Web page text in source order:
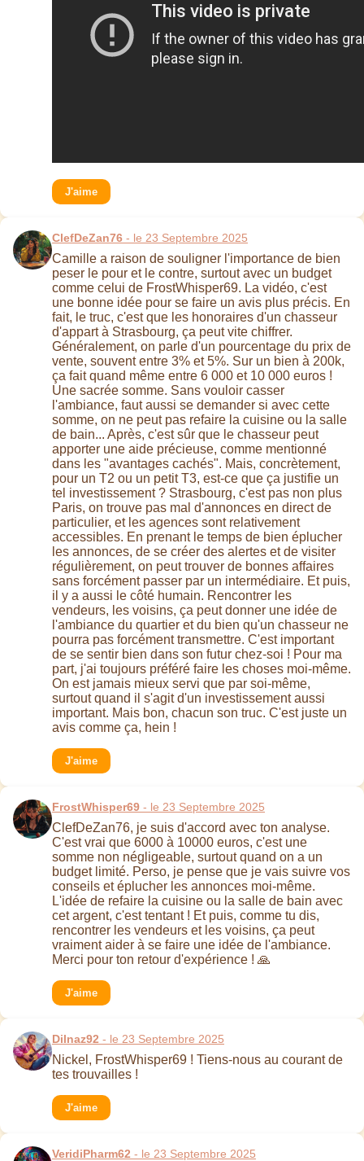
J'aime
ClefDeZan76 - le 23 Septembre 2025
Camille a raison de souligner l'importance de bien
peser le pour et le contre, surtout avec un budget
comme celui de FrostWhisper69. La vidéo, c'est
une bonne idée pour se faire un avis plus précis. En
fait, le truc, c'est que les honoraires d'un chasseur
d'appart à Strasbourg, ça peut vite chiffrer.
Généralement, on parle d'un pourcentage du prix de
vente, souvent entre 3% et 5%. Sur un bien à 200k,
ça fait quand même entre 6 000 et 10 000 euros !
Une sacrée somme. Sans vouloir casser
l'ambiance, faut aussi se demander si avec cette
somme, on ne peut pas refaire la cuisine ou la salle
de bain... Après, c'est sûr que le chasseur peut
apporter une aide précieuse, comme mentionné
dans les "avantages cachés". Mais, concrètement,
pour un T2 ou un petit T3, est-ce que ça justifie un
tel investissement ? Strasbourg, c'est pas non plus
Paris, on trouve pas mal d'annonces en direct de
particulier, et les agences sont relativement
accessibles. En prenant le temps de bien éplucher
les annonces, de se créer des alertes et de visiter
régulièrement, on peut trouver de bonnes affaires
sans forcément passer par un intermédiaire. Et puis,
il y a aussi le côté humain. Rencontrer les
vendeurs, les voisins, ça peut donner une idée de
l'ambiance du quartier et du bien qu'un chasseur ne
pourra pas forcément transmettre. C'est important
de se sentir bien dans son futur chez-soi ! Pour ma
part, j'ai toujours préféré faire les choses moi-même.
On est jamais mieux servi que par soi-même,
surtout quand il s'agit d'un investissement aussi
important. Mais bon, chacun son truc. C'est juste un
avis comme ça, hein !
J'aime
FrostWhisper69 - le 23 Septembre 2025
ClefDeZan76, je suis d'accord avec ton analyse.
C'est vrai que 6000 à 10000 euros, c'est une
somme non négligeable, surtout quand on a un
budget limité. Perso, je pense que je vais suivre vos
conseils et éplucher les annonces moi-même.
L'idée de refaire la cuisine ou la salle de bain avec
cet argent, c'est tentant ! Et puis, comme tu dis,
rencontrer les vendeurs et les voisins, ça peut
vraiment aider à se faire une idée de l'ambiance.
Merci pour ton retour d'expérience ! 🙏
J'aime
Dilnaz92 - le 23 Septembre 2025
Nickel, FrostWhisper69 ! Tiens-nous au courant de
tes trouvailles !
J'aime
VeridiPharm62 - le 23 Septembre 2025